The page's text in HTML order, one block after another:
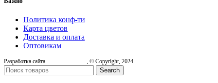
Политика конф-ти
Карта цветов
Доставка и оплата
Оптовикам
Разработка сайта , © Copyright, 2024
Search